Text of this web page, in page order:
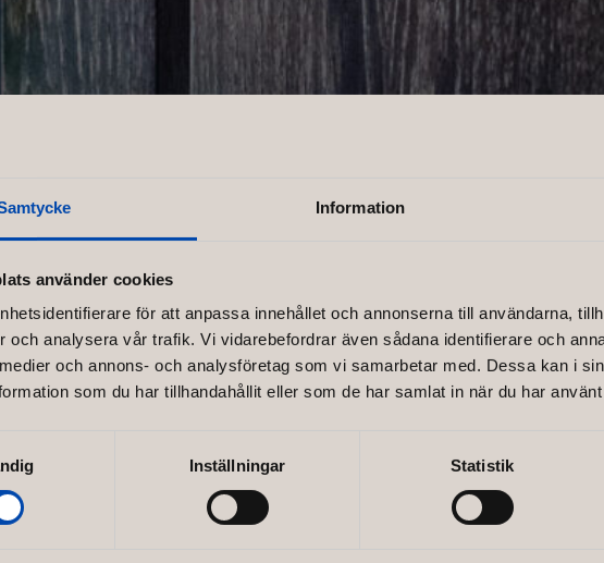
Information
använder cookies
för att anpassa innehållet och annonserna till användarna,
och analysera vår trafik. Vi vidarebefordrar även sådana identifierare och
och annons- och analysföretag som vi samarbetar med. Dessa kan i
som du har tillhandahållit eller som de har samlat in när du har
Inställningar Statistik
Total